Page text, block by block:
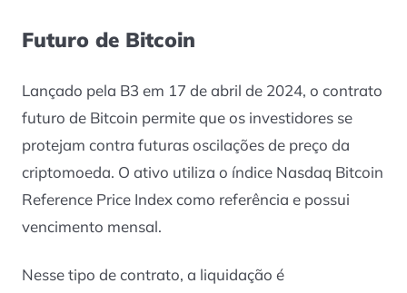
Futuro de Bitcoin
Lançado pela B3 em 17 de abril de 2024, o contrato
futuro de Bitcoin permite que os investidores se
protejam contra futuras oscilações de preço da
criptomoeda. O ativo utiliza o índice Nasdaq Bitcoin
Reference Price Index como referência e possui
vencimento mensal.
Nesse tipo de contrato, a liquidação é